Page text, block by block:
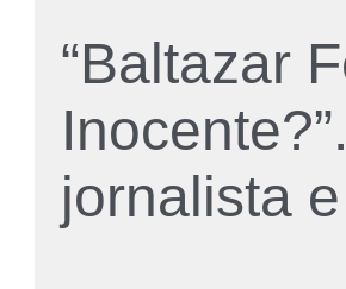
“Baltazar
jornalista